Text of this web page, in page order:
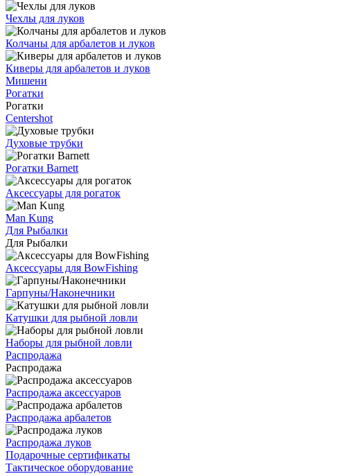
Чехлы для луков
Колчаны для арбалетов и луков
Киверы для арбалетов и луков
Мишени
Рогатки
Рогатки
Centershot
Духовые трубки
Рогатки Barnett
Аксессуары для рогаток
Man Kung
Для Рыбалки
Для Рыбалки
Аксессуары для BowFishing
Гарпуны/Наконечники
Катушки для рыбной ловли
Наборы для рыбной ловли
Распродажа
Распродажа
Распродажа аксессуаров
Распродажа арбалетов
Распродажа луков
Подарочные сертификаты
Тактическое оборудование